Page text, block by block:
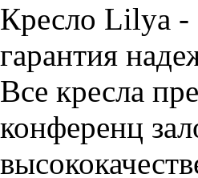
Кресло Lilya -
гарантия
Все кресла
конференц